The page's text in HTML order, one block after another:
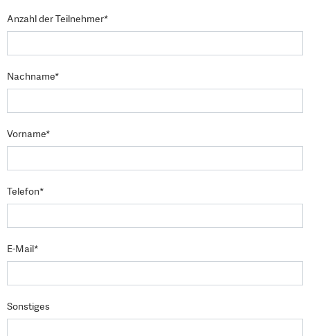
Anzahl der Teilnehmer*
Nachname*
Vorname*
Telefon*
E-Mail*
Sonstiges